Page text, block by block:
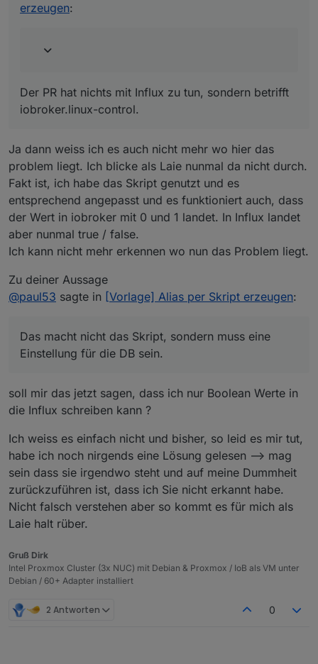
erzeugen:
Der PR hat nichts mit Influx zu tun, sondern betrifft
iobroker.linux-control.
Ja dann weiss ich es auch nicht mehr wo hier das
problem liegt. Ich blicke als Laie nunmal da nicht durch.
Fakt ist, ich habe das Skript genutzt und es
entsprechend angepasst und es funktioniert auch, dass
der Wert in iobroker mit 0 und 1 landet. In Influx landet
aber nunmal true / false.
Ich kann nicht mehr erkennen wo nun das Problem liegt.
Zu deiner Aussage
@paul53 sagte in [Vorlage] Alias per Skript erzeugen:
Das macht nicht das Skript, sondern muss eine
Einstellung für die DB sein.
soll mir das jetzt sagen, dass ich nur Boolean Werte in
die Influx schreiben kann ?
Ich weiss es einfach nicht und bisher, so leid es mir tut,
habe ich noch nirgends eine Lösung gelesen --> mag
sein dass sie irgendwo steht und auf meine Dummheit
zurückzuführen ist, dass ich Sie nicht erkannt habe.
Nicht falsch verstehen aber so kommt es für mich als
Laie halt rüber.
Gruß Dirk
Intel Proxmox Cluster (3x NUC) mit Debian & Proxmox / IoB als VM unter
Debian / 60+ Adapter installiert
2 Antworten 0